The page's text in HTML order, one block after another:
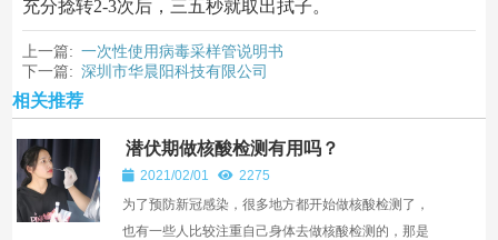
充分捻转2-3次后，三五秒就取出拭子。
上一篇: 一次性使用病毒采样管说明书
下一篇: 深圳市华晨阳科技有限公司
相关推荐
潜伏期做核酸检测有用吗？
2021/02/01
2275
为了预防新冠感染，很多地方都开始做核酸检测了，
也有一些人比较注重自己身体去做核酸检测的，那是